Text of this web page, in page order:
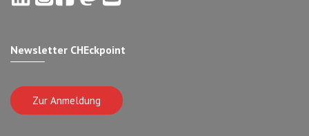
Newsletter CHEckpoint
Zur Anmeldung